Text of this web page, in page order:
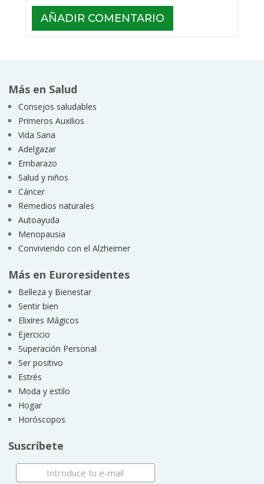
Más en Salud
Consejos saludables
Primeros Auxilios
Vida Sana
Adelgazar
Embarazo
Salud y niños
Cáncer
Remedios naturales
Autoayuda
Menopausia
Conviviendo con el Alzheimer
Más en Euroresidentes
Belleza y Bienestar
Sentir bien
Elixires Mágicos
Ejercicio
Superación Personal
Ser positivo
Estrés
Moda y estilo
Hogar
Horóscopos
Suscríbete